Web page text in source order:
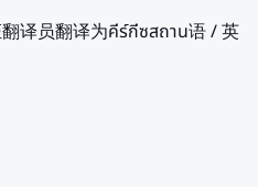
译员翻译为คีร์กีซสถาน语 / 英